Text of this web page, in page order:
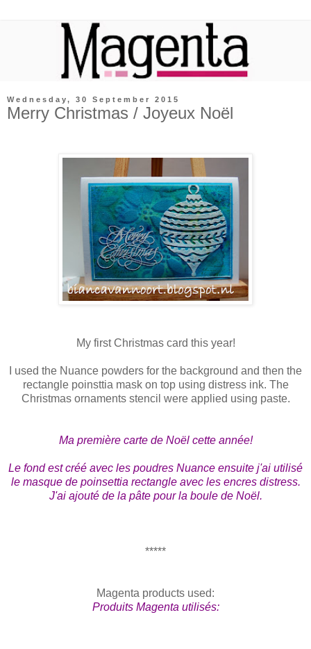
Wednesday, 30 September 2015
Merry Christmas / Joyeux Noël
My first Christmas card this year!
I used the Nuance powders for the background and then the
rectangle poinsttia mask on top using distress ink. The
Christmas ornaments stencil were applied using paste.
Ma première carte de Noël cette année!
Le fond est créé avec les poudres Nuance ensuite j'ai utilisé
le masque de poinsettia rectangle avec les encres distress.
J'ai ajouté de la pâte pour la boule de Noël.
*****
Magenta products used:
Produits Magenta utilisés: